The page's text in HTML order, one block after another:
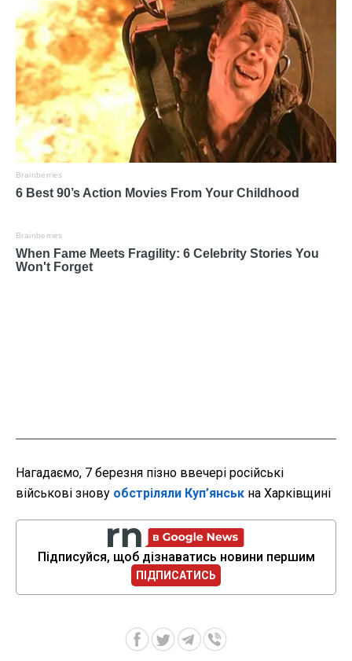
Нагадаємо, 7 березня пізно ввечері російські
військові знову обстріляли Куп’янськ на Харківщині
Підписуйся, щоб дізнаватись новини першим
ПІДПИСАТИСЬ